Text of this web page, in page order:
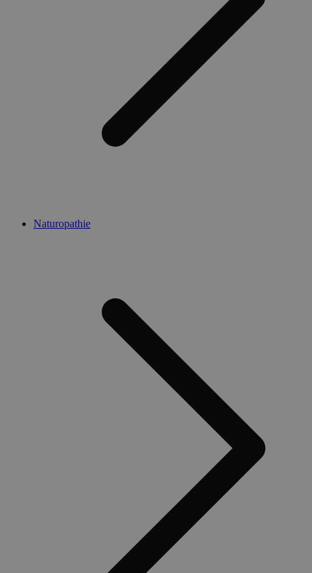
Naturopathie